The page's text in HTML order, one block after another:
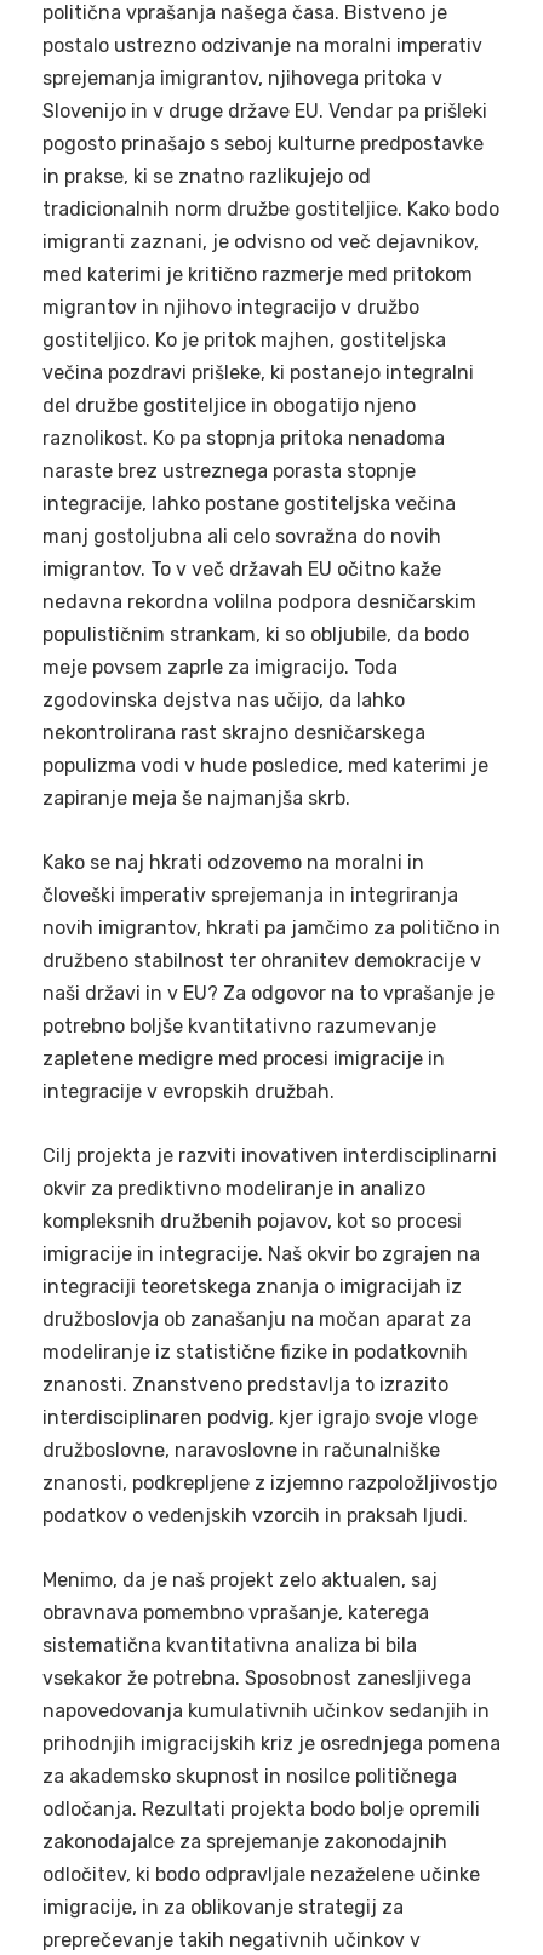
politična vprašanja našega časa. Bistveno je
postalo ustrezno odzivanje na moralni imperativ
sprejemanja imigrantov, njihovega pritoka v
Slovenijo in v druge države EU. Vendar pa prišleki
pogosto prinašajo s seboj kulturne predpostavke
in prakse, ki se znatno razlikujejo od
tradicionalnih norm družbe gostiteljice. Kako bodo
imigranti zaznani, je odvisno od več dejavnikov,
med katerimi je kritično razmerje med pritokom
migrantov in njihovo integracijo v družbo
gostiteljico. Ko je pritok majhen, gostiteljska
večina pozdravi prišleke, ki postanejo integralni
del družbe gostiteljice in obogatijo njeno
raznolikost. Ko pa stopnja pritoka nenadoma
naraste brez ustreznega porasta stopnje
integracije, lahko postane gostiteljska večina
manj gostoljubna ali celo sovražna do novih
imigrantov. To v več državah EU očitno kaže
nedavna rekordna volilna podpora desničarskim
populističnim strankam, ki so obljubile, da bodo
meje povsem zaprle za imigracijo. Toda
zgodovinska dejstva nas učijo, da lahko
nekontrolirana rast skrajno desničarskega
populizma vodi v hude posledice, med katerimi je
zapiranje meja še najmanjša skrb.
Kako se naj hkrati odzovemo na moralni in
človeški imperativ sprejemanja in integriranja
novih imigrantov, hkrati pa jamčimo za politično in
družbeno stabilnost ter ohranitev demokracije v
naši državi in v EU? Za odgovor na to vprašanje je
potrebno boljše kvantitativno razumevanje
zapletene medigre med procesi imigracije in
integracije v evropskih družbah.
Cilj projekta je razviti inovativen interdisciplinarni
okvir za prediktivno modeliranje in analizo
kompleksnih družbenih pojavov, kot so procesi
imigracije in integracije. Naš okvir bo zgrajen na
integraciji teoretskega znanja o imigracijah iz
družboslovja ob zanašanju na močan aparat za
modeliranje iz statistične fizike in podatkovnih
znanosti. Znanstveno predstavlja to izrazito
interdisciplinaren podvig, kjer igrajo svoje vloge
družboslovne, naravoslovne in računalniške
znanosti, podkrepljene z izjemno razpoložljivostjo
podatkov o vedenjskih vzorcih in praksah ljudi.
Menimo, da je naš projekt zelo aktualen, saj
obravnava pomembno vprašanje, katerega
sistematična kvantitativna analiza bi bila
vsekakor že potrebna. Sposobnost zanesljivega
napovedovanja kumulativnih učinkov sedanjih in
prihodnjih imigracijskih kriz je osrednjega pomena
za akademsko skupnost in nosilce političnega
odločanja. Rezultati projekta bodo bolje opremili
zakonodajalce za sprejemanje zakonodajnih
odločitev, ki bodo odpravljale nezaželene učinke
imigracije, in za oblikovanje strategij za
preprečevanje takih negativnih učinkov v